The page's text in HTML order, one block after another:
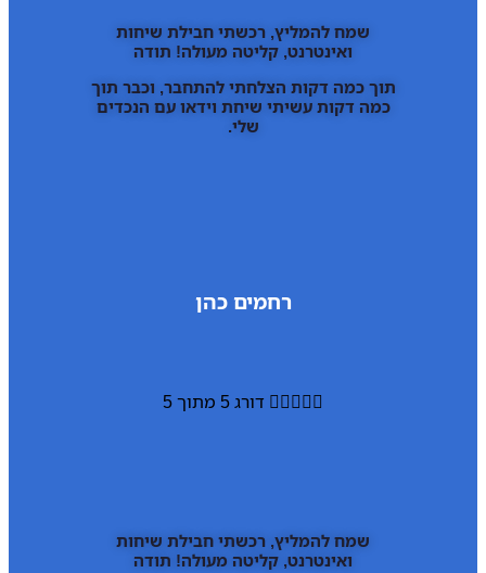
שמח להמליץ, רכשתי חבילת שיחות
ואינטרנט, קליטה מעולה! תודה
תוך כמה דקות הצלחתי להתחבר, וכבר תוך
כמה דקות עשיתי שיחת וידאו עם הנכדים
שלי.
רחמים כהן
 דורג 5 מתוך 5
שמח להמליץ, רכשתי חבילת שיחות
ואינטרנט, קליטה מעולה! תודה